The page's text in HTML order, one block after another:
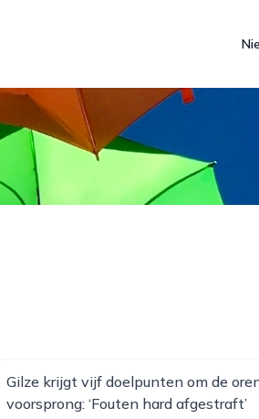
Gilze krijgt vijf doelpunten om de
voorsprong: ‘Fouten hard afgestraft’